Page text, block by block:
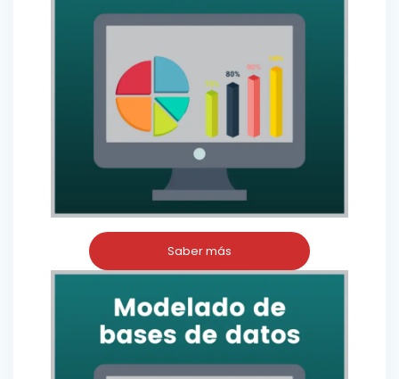
Saber más